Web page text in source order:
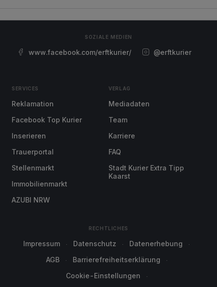
SOZIALE MEDIEN
www.facebook.com/erftkurier/ @erftkurier
SERVICES
Reklamation
Facebook Top Kurier
Inserieren
Trauerportal
Stellenmarkt
Immobilienmarkt
AZUBI NRW
VERLAG
Mediadaten
Team
Karriere
FAQ
Stadt Kurier Extra Tipp
Kaarst
RECHTLICHES
Impressum Datenschutz
Datenerhebung
AGB
Barrierefreiheitserklärung
Cookie-Einstellungen